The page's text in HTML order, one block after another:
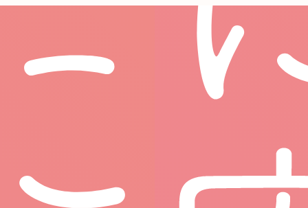
あなたも「なでしこナース」に
さ」と「思いやり」にあふれた看護を実践してい